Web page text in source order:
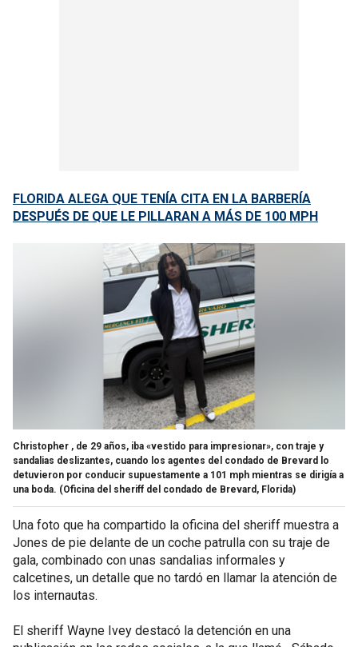
FLORIDA ALEGA QUE TENÍA CITA EN LA BARBERÍA
DESPUÉS DE QUE LE PILLARAN A MÁS DE 100 MPH
Christopher , de 29 años, iba «vestido para impresionar», con traje y
sandalias deslizantes, cuando los agentes del condado de Brevard lo
detuvieron por conducir supuestamente a 101 mph mientras se dirigía a
una boda. (Oficina del sheriff del condado de Brevard, Florida)
Una foto que ha compartido la oficina del sheriff muestra a
Jones de pie delante de un coche patrulla con su traje de
gala, combinado con unas sandalias informales y
calcetines, un detalle que no tardó en llamar la atención de
los internautas.
El sheriff Wayne Ivey destacó la detención en una